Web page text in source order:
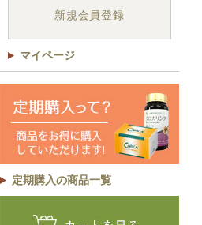
新規会員登録
マイページ
定期購入の商品一覧